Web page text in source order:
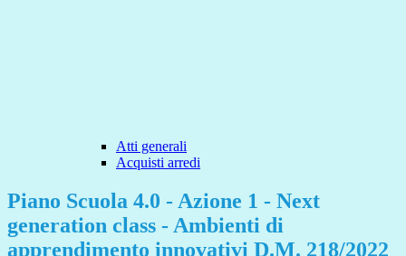
Atti generali
Acquisti arredi
Piano Scuola 4.0 - Azione 1 - Next
generation class - Ambienti di
apprendimento innovativi D.M. 218/2022